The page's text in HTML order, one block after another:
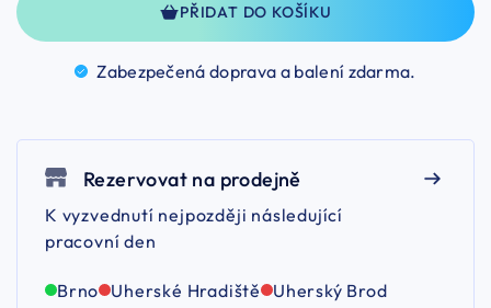
PŘIDAT DO KOŠÍKU
Zabezpečená doprava a balení zdarma.
Rezervovat na prodejně
K vyzvednutí nejpozději následující
pracovní den
Brno Uherské Hradiště Uherský Brod